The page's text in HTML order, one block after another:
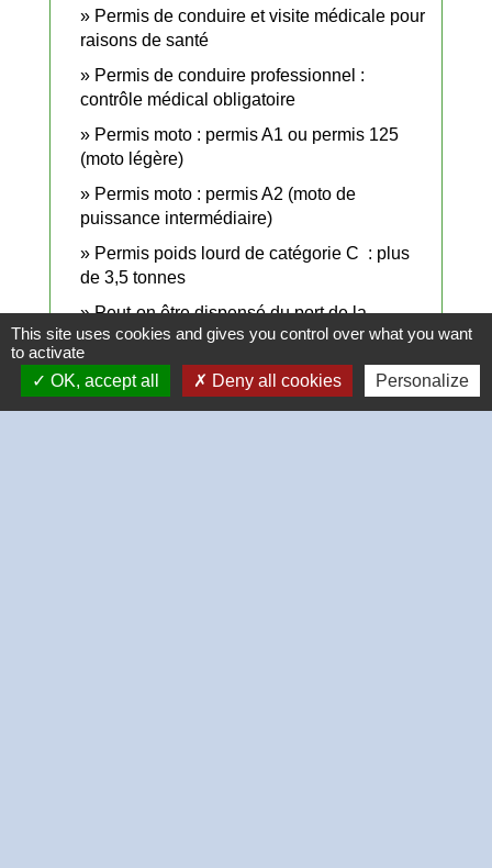
Permis de conduire et visite médicale pour
raisons de santé
Permis de conduire professionnel :
contrôle médical obligatoire
Permis moto : permis A1 ou permis 125
(moto légère)
Permis moto : permis A2 (moto de
puissance intermédiaire)
Permis poids lourd de catégorie C : plus
de 3,5 tonnes
Peut-on être dispensé du port de la
ceinture de sécurité ?
Suspension administrative du permis de
conduire
This site uses cookies and gives you control over what you want
to activate
OK, accept all
Deny all cookies Personalize